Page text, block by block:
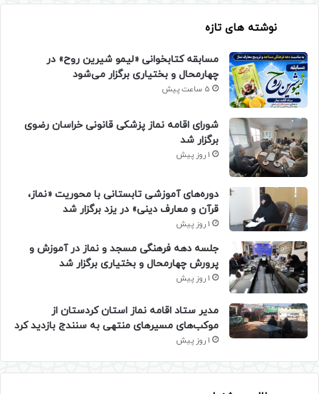
نوشته های تازه
مسابقه کتابخوانی «لیمو شیرین روح» در
چهارمحال و بختیاری برگزار می‌شود
5 ساعت پیش
شورای اقامه نماز پزشکی قانونی خراسان رضوی
برگزار شد
1 روز پیش
دوره‌های آموزشی تابستانی با محوریت «نماز،
قرآن و معارف دینی» در یزد برگزار شد
1 روز پیش
جلسه دهه فرهنگی مسجد و نماز در آموزش و
پرورش چهارمحال و بختیاری برگزار شد
1 روز پیش
مدیر ستاد اقامه نماز استان کردستان از
موکب‌های مسیرهای منتهی به سنندج بازدید کرد
1 روز پیش